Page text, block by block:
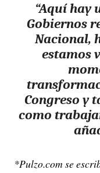
“Aquí hay
Gobiernos
Nacional,
estamos
Congreso y
como
*Pulzo.com se